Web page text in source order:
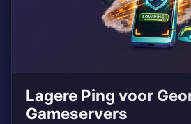
Lagere Ping voor
Gameservers